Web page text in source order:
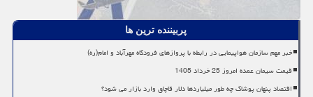
پربیننده ترین ها
خبر مهم سازمان هواپیمایی در رابطه با پروازهای فرودگاه مهرآباد و امام(ره)
قیمت سیمان عمده امروز 25 خرداد 1405
اقتصاد پنهان پوشاک چه طور میلیاردها دلار قاچاق وارد بازار می شود؟